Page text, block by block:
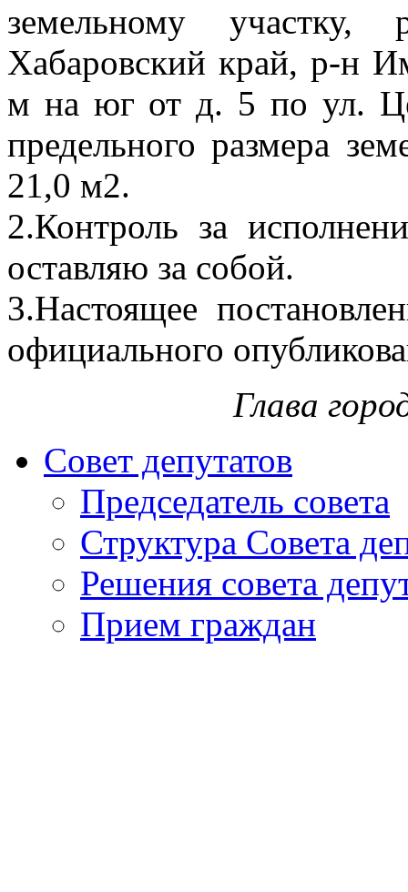
земельному участку,
Хабаровский край, р-н
м на юг от д. 5 по ул.
предельного размера
21,0 м2.
2.Контроль за
оставляю за собой.
3.Настоящее
официального
Глава
Совет депутатов
Председатель совета
Структура Совета
Решения совета
Прием граждан